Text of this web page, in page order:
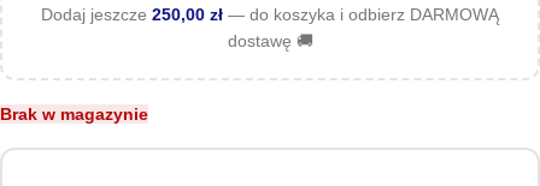
Dodaj jeszcze 250,00 zł — do koszyka i odbierz DARMOWĄ
dostawę 🚚
Brak w magazynie